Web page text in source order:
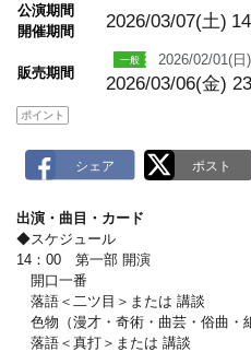
公演期間
開催期間
2026/03/07(土)
販売期間
2026/02/01(日
2026/03/06(金)
ポイント
出演・曲目・カード
◆スケジュール
14：00 第一部 開演
開口一番
落語＜二ツ目＞または 講談
色物（漫才・奇術・曲芸・俗曲・
落語＜真打＞または 講談